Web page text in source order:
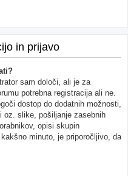
in prijavo
sam določi, ali je za
potrebna registracija ali ne.
dostop do dodatnih možnosti,
oz. slike, pošiljanje zasebnih
opisi skupin
minuto, je priporočljivo, da